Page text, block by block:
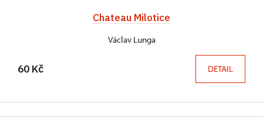
Chateau Milotice
Václav Lunga
60 Kč DETAIL